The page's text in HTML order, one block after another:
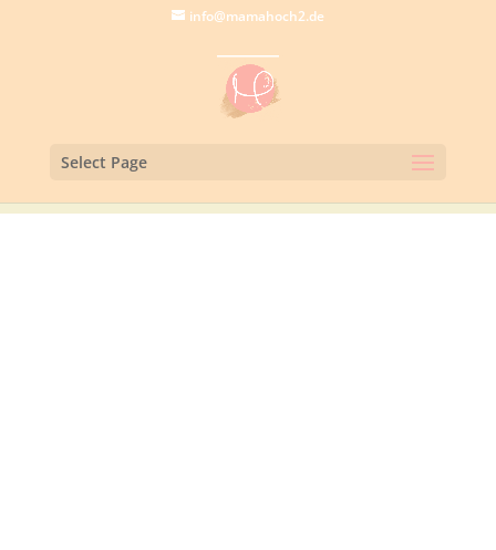
info@mamahoch2.de
Select Page